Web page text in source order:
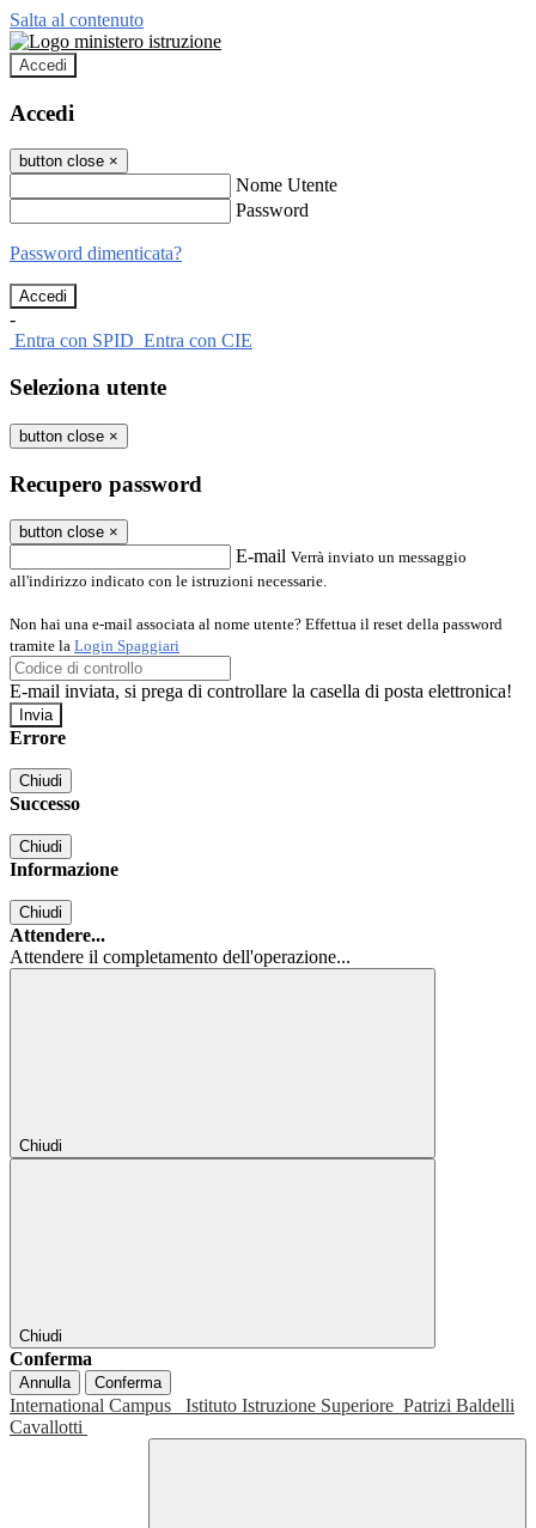
Salta al contenuto
Accedi
Accedi
button close ×
Nome Utente
Password
Password dimenticata?
-
Entra con SPID Entra con CIE
Seleziona utente
button close ×
Recupero password
button close ×
E-mail Verrà inviato un messaggio
all'indirizzo indicato con le istruzioni necessarie.
Non hai una e-mail associata al nome utente? Effettua il reset della password
tramite la Login Spaggiari
E-mail inviata, si prega di controllare la casella di posta elettronica!
Errore
Chiudi
Successo
Chiudi
Informazione
Chiudi
Attendere...
Attendere il completamento dell'operazione...
Chiudi
Chiudi
Conferma
Annulla Conferma
International Campus Istituto Istruzione Superiore Patrizi Baldelli
Cavallotti